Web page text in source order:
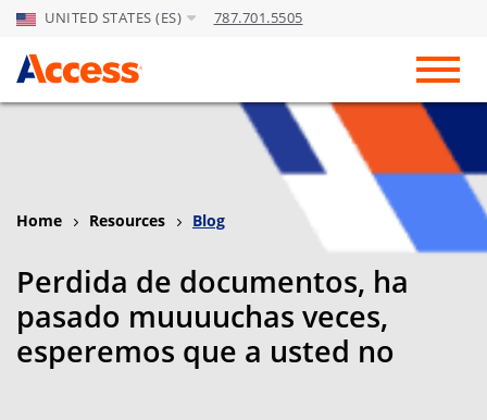
Skip to Main Content
UNITED STATES (ES) 787.701.5505
Home Resources Blog
Perdida de documentos, ha
pasado muuuuchas veces,
esperemos que a usted no